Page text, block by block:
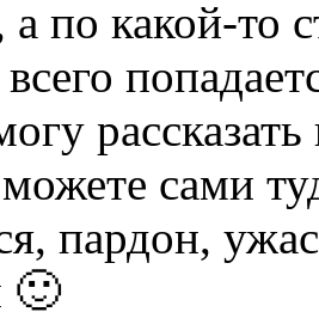
а по какой-то
сами
пардон,
🙂